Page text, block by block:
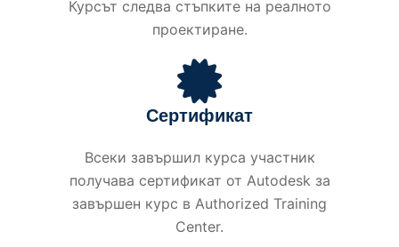
Курсът следва стъпките на реалното
проектиране.
Сертификат
Всеки завършил курса участник
получава сертификат от Autodesk за
завършен курс в Authorized Training
Center.